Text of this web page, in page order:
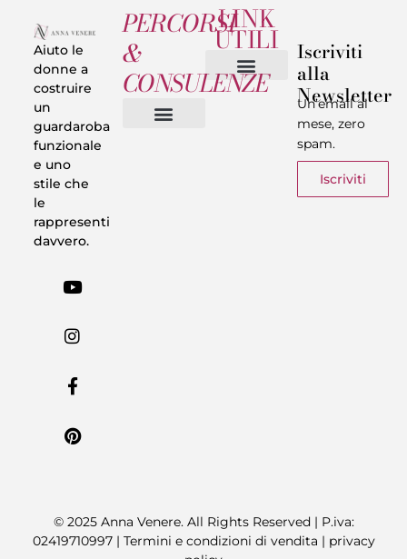
Aiuto le
donne a
costruire
un
guardaroba
funzionale
e uno
stile che
le
rappresenti
davvero.
PERCORSI
&
CONSULENZE
LINK
UTILI Iscriviti
alla
Newsletter
Un’email al
mese, zero
spam.
Iscriviti
© 2025 Anna Venere. All Rights Reserved | P.iva:
02419710997 | Termini e condizioni di vendita | privacy